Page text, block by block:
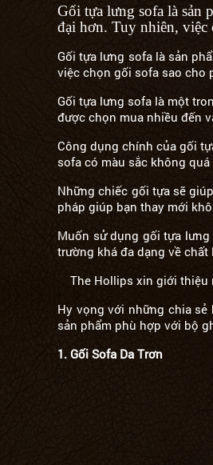
Gối tựa lưng sofa là sản
đại hơn. Tuy nhiên, việc
Gối tựa lưng sofa là sản
việc chọn gối sofa sao cho
Gối tựa lưng sofa là một
được chọn mua nhiều đến
Công dụng chính của gối
sofa có màu sắc không
Những chiếc gối tựa sẽ
pháp giúp bạn thay mới
Muốn sử dụng gối tựa
trường khá đa dạng về
The Hollips xin giới thiệu
Hy vọng với những chia
sản phẩm phù hợp với bộ
1. Gối Sofa Da Trơn